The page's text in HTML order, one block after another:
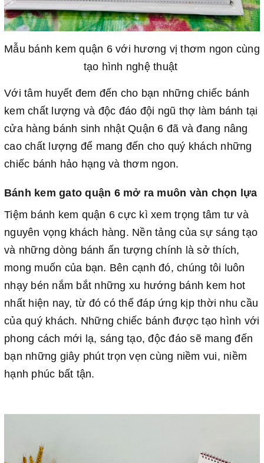
Mẫu bánh kem quận 6 với hương vị thơm ngon cùng
tạo hình nghệ thuật
Với tâm huyết đem đến cho bạn những chiếc bánh
kem chất lượng và độc đáo đội ngũ thợ làm bánh tại
cửa hàng bánh sinh nhật Quận 6 đã và đang nâng
cao chất lượng để mang đến cho quý khách những
chiếc bánh hảo hạng và thơm ngon.
Bánh kem gato quận 6 mở ra muôn vàn chọn lựa
Tiệm bánh kem quận 6 cực kì xem trọng tâm tư và
nguyên vọng khách hàng. Nền tảng của sự sáng tạo
và những dòng bánh ấn tượng chính là sở thích,
mong muốn của bạn. Bên cạnh đó, chúng tôi luôn
nhạy bén nắm bắt những xu hướng bánh kem hot
nhất hiện nay, từ đó có thể đáp ứng kịp thời nhu cầu
của quý khách. Những chiếc bánh được tạo hình với
phong cách mới lạ, sáng tạo, độc đáo sẽ mang đến
bạn những giây phút trọn vẹn cùng niềm vui, niềm
hạnh phúc bất tận.